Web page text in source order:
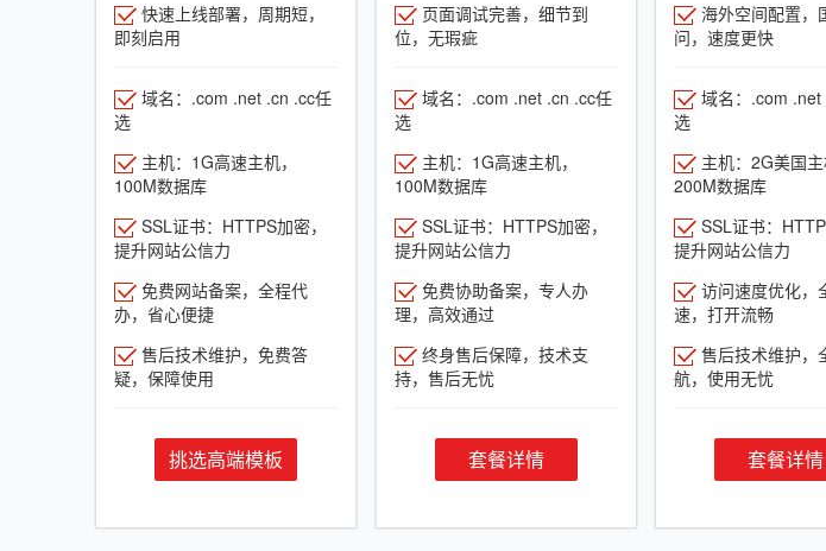
快速上线部署，周期短，
即刻启用
域名：.com .net .cn .cc任
选
主机：1G高速主机，
100M数据库
SSL证书：HTTPS加密，
提升网站公信力
免费网站备案，全程代
办，省心便捷
售后技术维护，免费答
疑，保障使用
挑选高端模板
页面调试完善，细节到
位，无瑕疵
域名：.com .net .cn .cc任
选
主机：1G高速主机，
100M数据库
SSL证书：HTTPS加密，
提升网站公信力
免费协助备案，专人办
理，高效通过
终身售后保障，技术支
持，售后无忧
套餐详情
海外空间配置，
问，速度更快
域名：.com
选
主机：2G美国主
200M数据库
SSL证书：
提升网站公信力
访问速度优化，
速，打开流畅
售后技术维护，
航，使用无忧
套餐详情